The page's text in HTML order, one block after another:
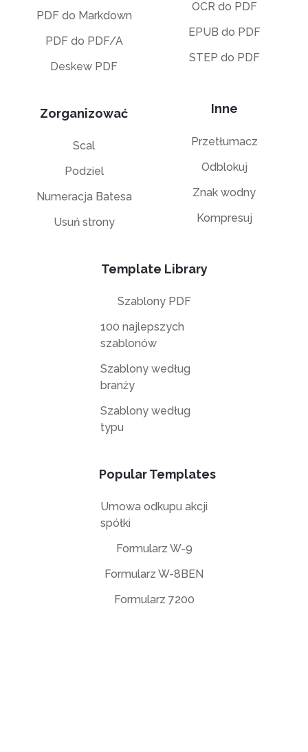
PDF do Markdown
PDF do PDF/A
Deskew PDF
Zorganizować
Scal
Podziel
Numeracja Batesa
Usuń strony
OCR do PDF
EPUB do PDF
STEP do PDF
Inne
Przetłumacz
Odblokuj
Znak wodny
Kompresuj
Template Library
Szablony PDF
100 najlepszych
szablonów
Szablony według
branży
Szablony według
typu
Popular Templates
Umowa odkupu akcji
spółki
Formularz W-9
Formularz W-8BEN
Formularz 7200